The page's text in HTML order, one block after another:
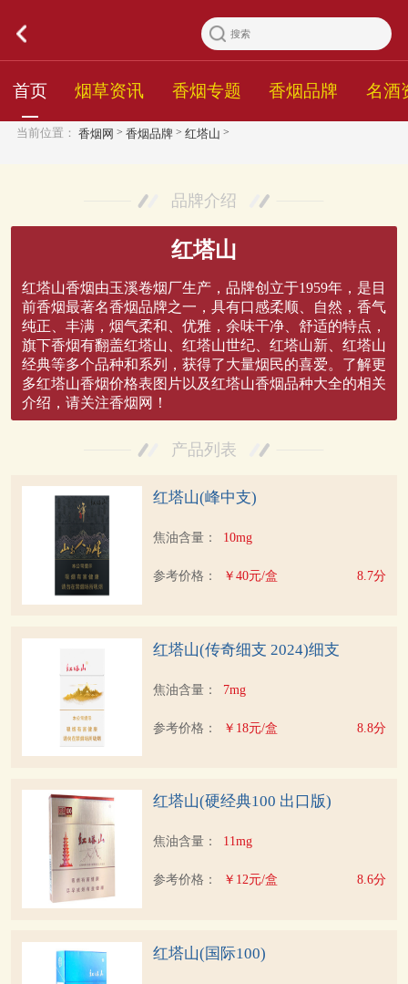
首页 烟草资讯 香烟专题 香烟品牌 名酒
当前位置： 香烟网 > 香烟品牌 > 红塔山 >
品牌介绍
红塔山
红塔山香烟由玉溪卷烟厂生产，品牌创立于1959年，是目
前香烟最著名香烟品牌之一，具有口感柔顺、自然，香气
纯正、丰满，烟气柔和、优雅，余味干净、舒适的特点，
旗下香烟有翻盖红塔山、红塔山世纪、红塔山新、红塔山
经典等多个品种和系列，获得了大量烟民的喜爱。了解更
多红塔山香烟价格表图片以及红塔山香烟品种大全的相关
介绍，请关注香烟网！
产品列表
红塔山(峰中支)
焦油含量： 10mg
参考价格： ￥40元/盒 8.7分
红塔山(传奇细支 2024)细支
焦油含量： 7mg
参考价格： ￥18元/盒 8.8分
红塔山(硬经典100 出口版)
焦油含量： 11mg
参考价格： ￥12元/盒 8.6分
红塔山(国际100)